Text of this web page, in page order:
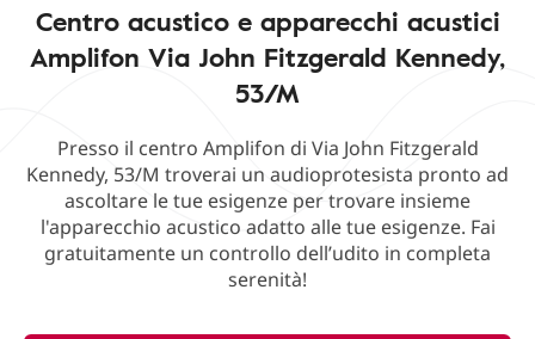
Centro acustico e apparecchi acustici
Amplifon Via John Fitzgerald Kennedy,
53/M
Presso il centro Amplifon di Via John Fitzgerald
Kennedy, 53/M troverai un audioprotesista pronto ad
ascoltare le tue esigenze per trovare insieme
l'apparecchio acustico adatto alle tue esigenze. Fai
gratuitamente un controllo dell’udito in completa
serenità!